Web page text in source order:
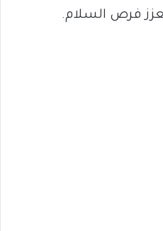
فرص السلام.